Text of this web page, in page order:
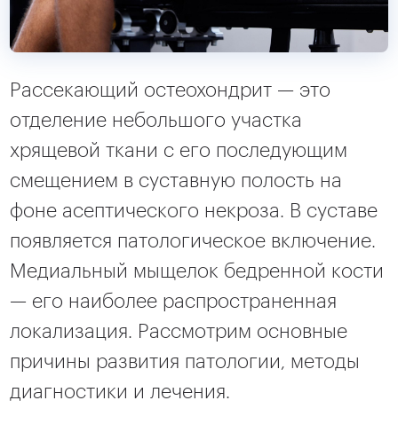
Рассекающий остеохондрит — это
отделение небольшого участка
хрящевой ткани с его последующим
смещением в суставную полость на
фоне асептического некроза. В суставе
появляется патологическое включение.
Медиальный мыщелок бедренной кости
— его наиболее распространенная
локализация. Рассмотрим основные
причины развития патологии, методы
диагностики и лечения.